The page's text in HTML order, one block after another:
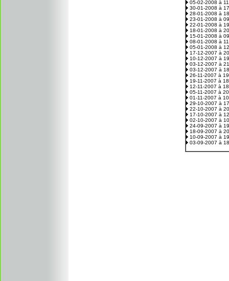
05-02-2008 à
30-01-2008 à
28-01-2008 à
23-01-2008 à
22-01-2008 à
18-01-2008 à
15-01-2008 à
08-01-2008 à
05-01-2008 à
17-12-2007 à
10-12-2007 à
03-12-2007 à
03-12-2007 à
26-11-2007 à
19-11-2007 à
12-11-2007 à
05-11-2007 à
01-11-2007 à
29-10-2007 à
22-10-2007 à
17-10-2007 à
02-10-2007 à
24-09-2007 à
18-09-2007 à
10-09-2007 à
03-09-2007 à